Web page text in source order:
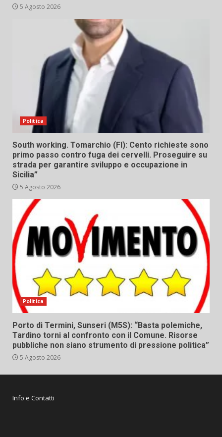
5 Agosto 2026
Politica
South working. Tomarchio (FI): Cento richieste sono
primo passo contro fuga dei cervelli. Proseguire su
strada per garantire sviluppo e occupazione in
Sicilia”
5 Agosto 2026
Politica
Porto di Termini, Sunseri (M5S): “Basta polemiche,
Tardino torni al confronto con il Comune. Risorse
pubbliche non siano strumento di pressione politica”
5 Agosto 2026
Info e Contatti